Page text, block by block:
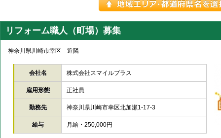
リフォーム職人（町場）募集
神奈川県川崎市幸区 近隣
会社名 株式会社スマイルプラス
雇用形態 正社員
勤務先 神奈川県川崎市幸区北加瀬1-17-3
給与 月給・250,000円